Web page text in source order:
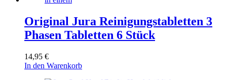
Original Jura Reinigungstabletten 3
Phasen Tabletten 6 Stück
14,95 €
In den Warenkorb